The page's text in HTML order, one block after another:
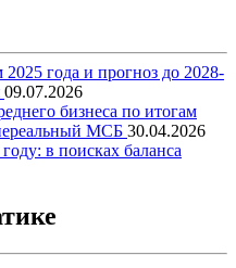
года и прогноз до 2028-
09.07.2026
бизнеса по итогам
МСБ 30.04.2026
в поисках баланса